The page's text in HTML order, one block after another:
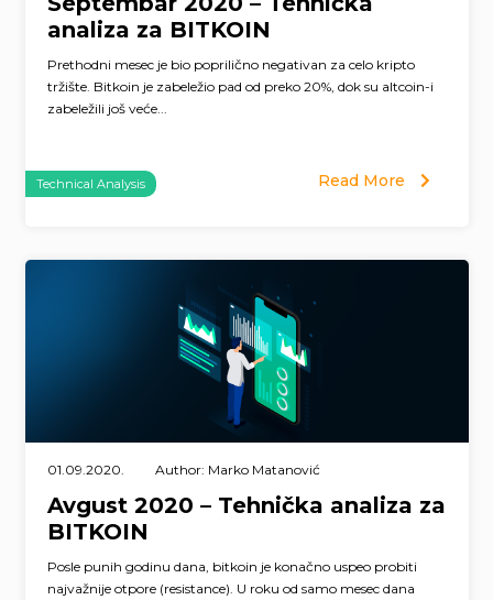
analiza za BITKOIN
Prethodni mesec je bio poprilično negativan za celo kripto
tržište. Bitkoin je zabeležio pad od preko 20%, dok su altcoin-i
zabeležili još veće...
Technical Analysis Read More
01.09.2020. Author: Marko Matanović
Avgust 2020 – Tehnička analiza za
BITKOIN
Posle punih godinu dana, bitkoin je konačno uspeo probiti
najvažnije otpore (resistance). U roku od samo mesec dana